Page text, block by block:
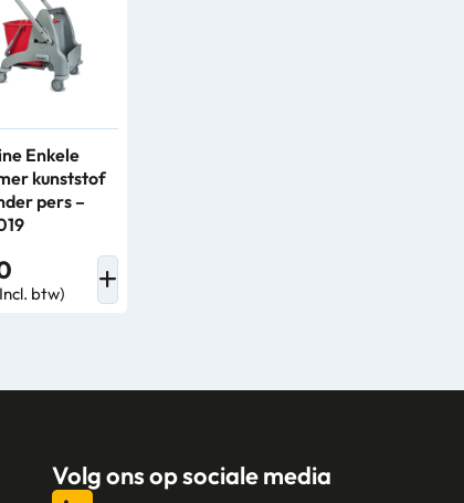
Enkele
kunststof
pers –
btw)
Volg ons op sociale media